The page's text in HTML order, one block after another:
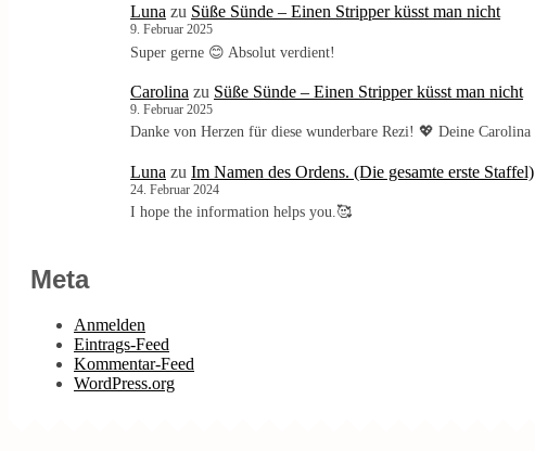
Luna zu Süße Sünde – Einen Stripper küsst man nicht
9. Februar 2025
Super gerne 😊 Absolut verdient!
Carolina zu Süße Sünde – Einen Stripper küsst man nicht
9. Februar 2025
Danke von Herzen für diese wunderbare Rezi! 💖 Deine Carolina
Luna zu Im Namen des Ordens. (Die gesamte erste Staffel)
24. Februar 2024
I hope the information helps you.🥰
Meta
Anmelden
Eintrags-Feed
Kommentar-Feed
WordPress.org